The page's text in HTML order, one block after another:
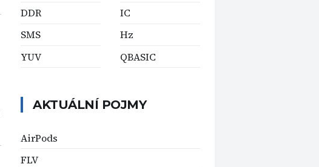
DDR
SMS
YUV
IC
Hz
QBASIC
AKTUÁLNÍ POJMY
AirPods
FLV